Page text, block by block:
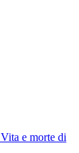
e morte di